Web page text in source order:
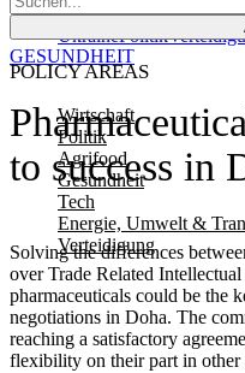
POLICY AREAS
Wirtschaft
Politik
Agrifood
Gesundheit
Tech
Energie, Umwelt &
Verteidigung
UkrainePolitik
to success in
Solving the differences
over Trade Related
pharmaceuticals could be the
negotiations in Doha. The
reaching a satisfactory
flexibility on their part in other
GESUNDHEIT